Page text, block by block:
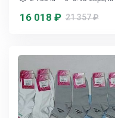
16 018 ₽ 21 357 ₽